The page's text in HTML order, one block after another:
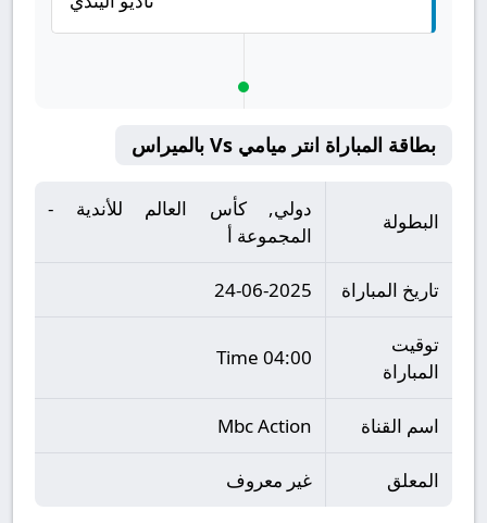
بطاقة المباراة انتر ميامي Vs بالميراس
البطولة
دولي, كأس العالم للأندية -
المجموعة أ
تاريخ المباراة 24-06-2025
توقيت
المباراة
04:00 Time
اسم القناة Mbc Action
المعلق غير معروف